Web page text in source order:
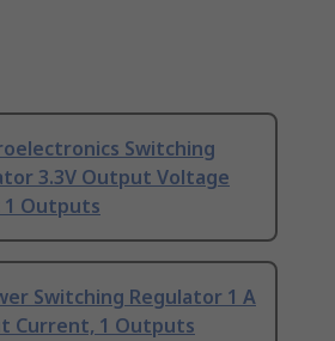
Switching
3.3V Output Voltage
1 Outputs
Switching Regulator 1 A
Current, 1 Outputs